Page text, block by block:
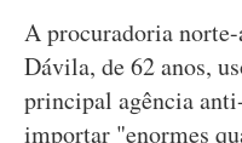
A procuradoria
Dávila, de 62 anos,
principal agência
importar "enormes